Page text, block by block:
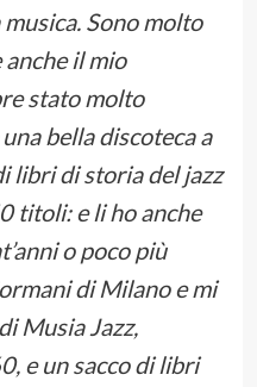
Sono molto
il mio
stato molto
bella discoteca a
libri di storia del jazz
titoli: e li ho anche
o poco più
di Milano e mi
Musia Jazz,
e un sacco di libri